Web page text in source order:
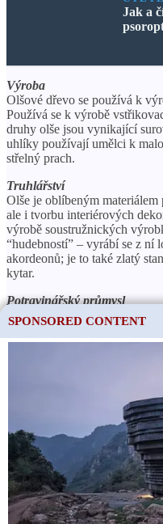
Jak a
Výroba
Olšové dřevo se používá k
Používá se k výrobě
druhy olše jsou vynikající
uhlíky používají umělci k
střelný prach.
Truhlářství
Olše je oblíbeným
ale i tvorbu interiérových
výrobě soustružnických
“hudebností” – vyrábí se z
akordeonů; je to také zlatý
kytar.
Potravinářský průmysl
Piliny, hobliny a olše jsou
a teplým uzením potravin:
Olše pomalu dohořívá a
dehtu kouř. To má vliv nejen
konečného produktu, ale
Proč je olše královské
Z hlediska výhřevnosti patří
skupiny (podle GOST 3243-
Samotné palivové dřevo
praskání a jisker. Při
výhodami palivového dřeva z
bříza, buk, jasan, dub.
SPONSORED CONTENT